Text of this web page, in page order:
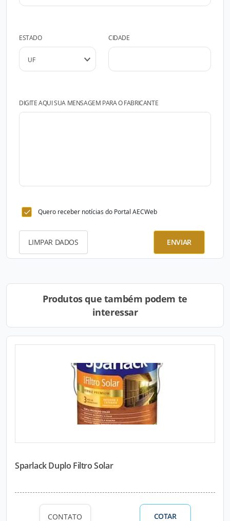
ESTADO CIDADE
DIGITE AQUI SUA MENSAGEM PARA O FABRICANTE
Quero receber notícias do Portal AECWeb
LIMPAR DADOS ENVIAR
Produtos que também podem te
interessar
Sparlack Duplo Filtro Solar
CONTATO COTAR